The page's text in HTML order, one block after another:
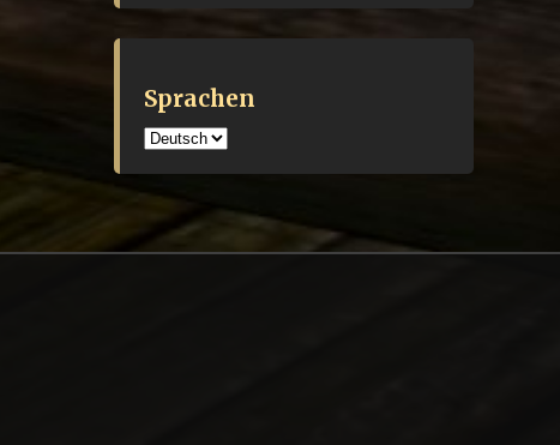
Sprachen
Sprachen